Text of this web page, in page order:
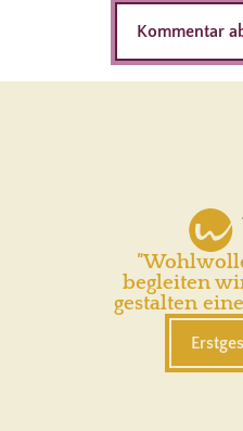
begleiten
gestalten